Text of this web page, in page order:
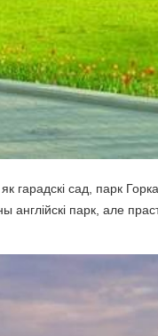
гарадскі сад, парк
парк, але